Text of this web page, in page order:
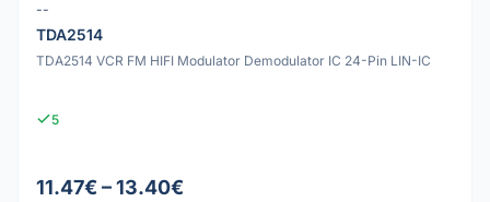
--
TDA2514
TDA2514 VCR FM HIFI Modulator Demodulator IC 24-Pin LIN-IC
5
11.47€ – 13.40€